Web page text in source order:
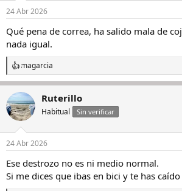
24 Abr 2026
Qué pena de correa, ha salido mala de
nada igual.
R
e
c
c
i
e
:
magarcia
Ruterillo
Habitual Sin verificar
24 Abr 2026
Ese destrozo no es ni medio normal.
Si me dices que ibas en bici y te has